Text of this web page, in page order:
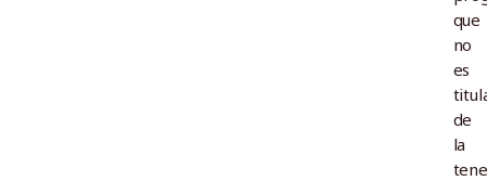
que
no
es
de
la